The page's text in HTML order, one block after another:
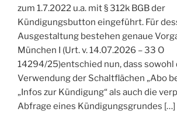
zum 1.7.2022 u.a. mit § 312k BGB der
Kündigungsbutton eingeführt. Für
Ausgestaltung bestehen genaue
München I (Urt. v. 14.07.2026 – 33 O
14294/25)entschied nun, dass sowohl
Verwendung der Schaltflächen „Abo
„Infos zur Kündigung“ als auch die
Abfrage eines Kündigungsgrundes […]